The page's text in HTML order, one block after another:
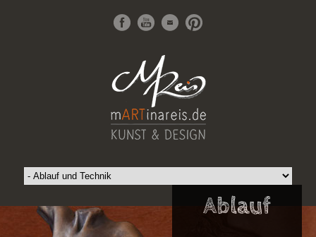
Ablauf